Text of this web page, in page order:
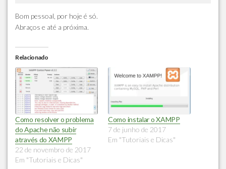
Bom pessoal, por hoje é só.
Abraços e até a próxima.
Relacionado
Como resolver o problema
do Apache não subir
através do XAMPP
22 de novembro de 2017
Em "Tutoriais e Dicas"
Como instalar o XAMPP
7 de junho de 2017
Em "Tutoriais e Dicas"